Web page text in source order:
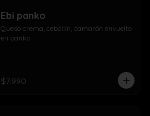
Ebi panko
Queso crema, cebollín, camarón envuelto
en panko
$7.990